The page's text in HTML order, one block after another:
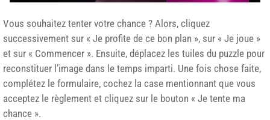
Vous souhaitez tenter votre chance ? Alors, cliquez
successivement sur « Je profite de ce bon plan », sur « Je joue »
et sur « Commencer ». Ensuite, déplacez les tuiles du puzzle pour
reconstituer l’image dans le temps imparti. Une fois chose faite,
complétez le formulaire, cochez la case mentionnant que vous
acceptez le règlement et cliquez sur le bouton « Je tente ma
chance ».